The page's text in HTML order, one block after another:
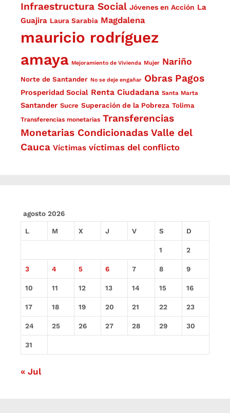
Infraestructura Social Jóvenes en Acción La
Guajira Laura Sarabia Magdalena
mauricio rodríguez
amaya Mejoramiento de Vivienda Mujer Nariño
Norte de Santander No se deje engañar Obras Pagos
Prosperidad Social Renta Ciudadana Santa Marta
Santander Sucre Superación de la Pobreza Tolima
Transferencias monetarias Transferencias
Monetarias Condicionadas Valle del
Cauca Víctimas víctimas del conflicto
agosto 2026
L M X J V S D
1 2
3 4 5 6 7 8 9
10 11 12 13 14 15 16
17 18 19 20 21 22 23
24 25 26 27 28 29 30
31
« Jul